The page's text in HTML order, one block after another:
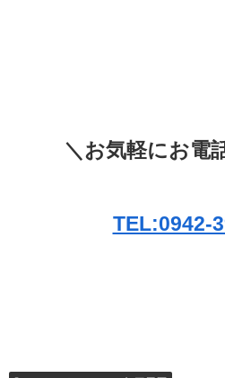
＼お気軽にお電
TEL:0942-